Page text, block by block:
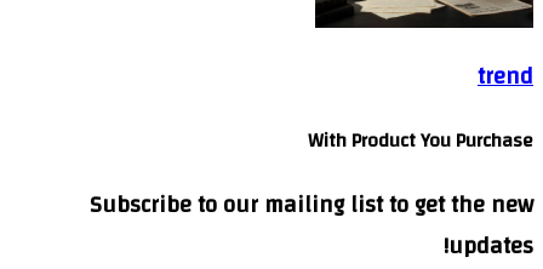
trend
With Product You Purchase
Subscribe to our mailing list to get the new
updates!